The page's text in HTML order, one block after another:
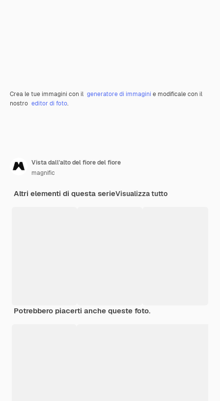
Crea le tue immagini con il generatore di immagini e modificale con il
nostro editor di foto.
Vista dall'alto del fiore del fiore
magnific
Altri elementi di questa serieVisualizza tutto
Potrebbero piacerti anche queste foto.